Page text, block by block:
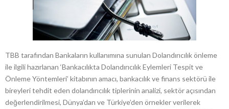
TBB tarafından Bankaların kullanımına sunulan Dolandırıcılık önleme
ile ilgili hazırlanan ‘Bankacılıkta Dolandırıcılık Eylemleri Tespit ve
Önleme Yöntemleri’ kitabının amacı, bankacılık ve finans sektörü ile
bireyleri tehdit eden dolandırıcılık tiplerinin analizi, sektör açısından
değerlendirilmesi, Dünya’dan ve Türkiye’den örnekler verilerek